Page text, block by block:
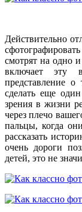
Действительно
смотрят на одно
включает эту
представление
сделать еще
зрения в жизни
через плечо
пальцы, когда
рассказать
очень дороги
детей, это не